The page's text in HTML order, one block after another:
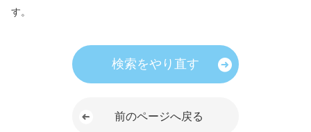
す。
検索をやり直す
前のページへ戻る